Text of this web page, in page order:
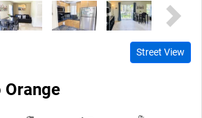
Next
Street View